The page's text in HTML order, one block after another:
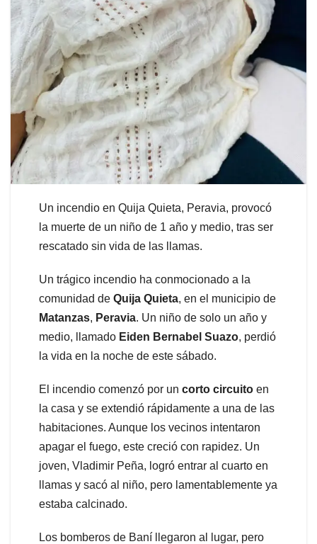
Un incendio en Quija Quieta, Peravia, provocó
la muerte de un niño de 1 año y medio, tras ser
rescatado sin vida de las llamas.
Un trágico incendio ha conmocionado a la
comunidad de Quija Quieta, en el municipio de
Matanzas, Peravia. Un niño de solo un año y
medio, llamado Eiden Bernabel Suazo, perdió
la vida en la noche de este sábado.
El incendio comenzó por un corto circuito en
la casa y se extendió rápidamente a una de las
habitaciones. Aunque los vecinos intentaron
apagar el fuego, este creció con rapidez. Un
joven, Vladimir Peña, logró entrar al cuarto en
llamas y sacó al niño, pero lamentablemente ya
estaba calcinado.
Los bomberos de Baní llegaron al lugar, pero